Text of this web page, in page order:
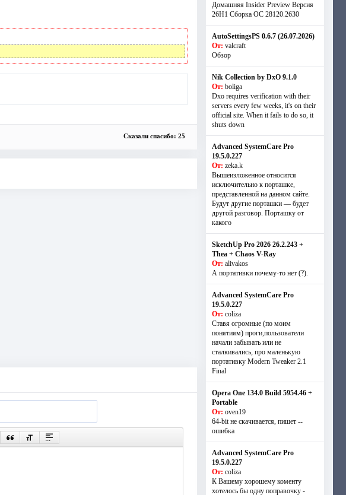
Сказали спасибо: 25
Домашняя Insider Preview Версия
26H1 Сборка ОС 28120.2630
AutoSettingsPS 0.6.7 (26.07.2026)
От: valcraft
Обзор
Nik Collection by DxO 9.1.0
От: boliga
Dxo requires verification with their
servers every few weeks, it's on their
official site. When it fails to do so, it
shuts down
Advanced SystemCare Pro
19.5.0.227
От: zeka.k
Вышеизложенное относится
исключительно к порташке,
представленной на данном сайте.
Будут другие порташки — будет
другой разговор. Порташку от
какого
SketchUp Pro 2026 26.2.243 +
Thea + Chaos V-Ray
От: alivakos
А портативки почему-то нет (?).
Advanced SystemCare Pro
19.5.0.227
От: coliza
Ставя огромные (по моим
понятиям) проги,пользователи
начали забывать или не
сталкивались, про маленькую
портативку Modern Tweaker 2.1
Final
Opera One 134.0 Build 5954.46 +
Portable
От: oven19
64-bit не скачивается, пишет --
ошибка
Advanced SystemCare Pro
19.5.0.227
От: coliza
К Вашему хорошему коменту
хотелось бы одну поправочку -